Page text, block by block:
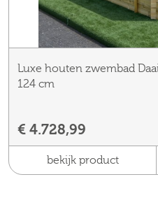
Luxe houten zwembad
124 cm
€ 4.728,99
bekijk product